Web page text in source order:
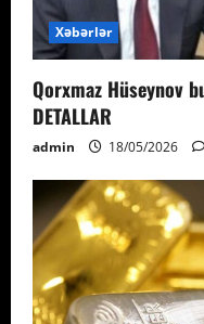
Xəbərlər
Qorxmaz Hüseynov
DETALLAR
admin 18/05/2026